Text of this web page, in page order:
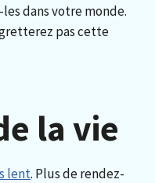
dans votre monde.
pas cette
la vie
lent. Plus de rendez-